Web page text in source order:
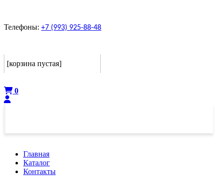
Телефоны: +7 (993) 925-88-48
[корзина пустая]
0
Главная
Каталог
Контакты